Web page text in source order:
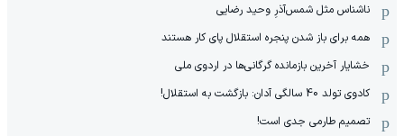
ناشناس مثل شمس‌آذرِ وحید رضایی
همه برای باز شدن پنجره استقلال پای کار هستند
خشایار آخرین بازمانده گرگانی‌ها در اردوی ملی
کادوی تولد 40 سالگی آدان: بازگشت به استقلال!
تصمیم طارمی جدی است!